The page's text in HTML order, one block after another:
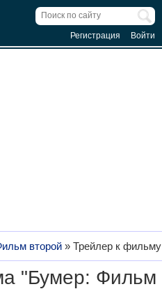
Регистрация Войти
второй » Трейлер к фильму
"Бумер: Фильм